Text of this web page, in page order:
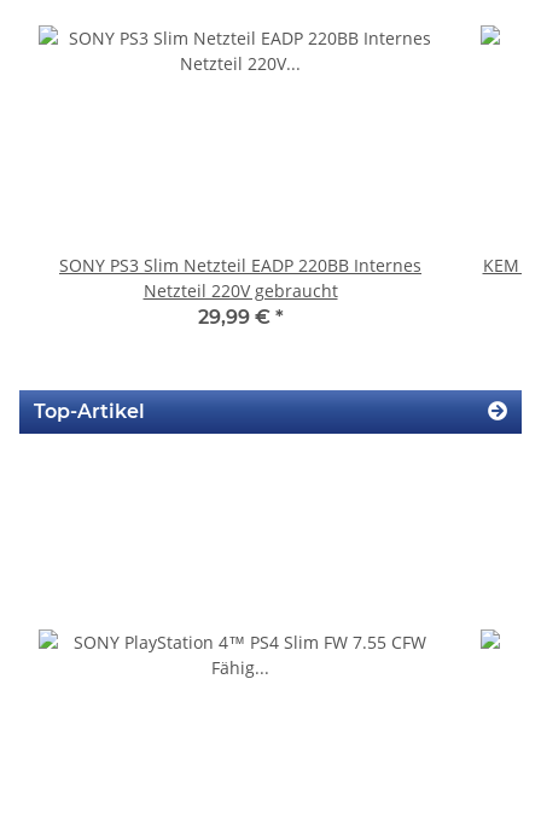
SONY PS3 Slim Netzteil EADP 220BB Internes
Netzteil 220V gebraucht
29,99 € *
KEM
Top-Artikel